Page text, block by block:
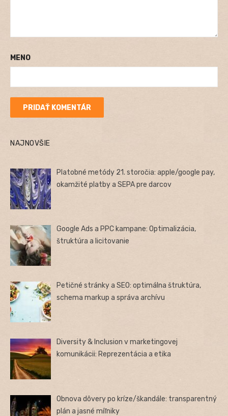
MENO
NAJNOVŠIE
Platobné metódy 21. storočia: apple/google pay,
okamžité platby a SEPA pre darcov
Google Ads a PPC kampane: Optimalizácia,
štruktúra a licitovanie
Petičné stránky a SEO: optimálna štruktúra,
schema markup a správa archívu
Diversity & Inclusion v marketingovej
komunikácii: Reprezentácia a etika
Obnova dôvery po kríze/škandále: transparentný
plán a jasné míľniky